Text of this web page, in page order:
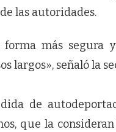
las autoridades.
forma más segura
largos», señaló la
de
que la